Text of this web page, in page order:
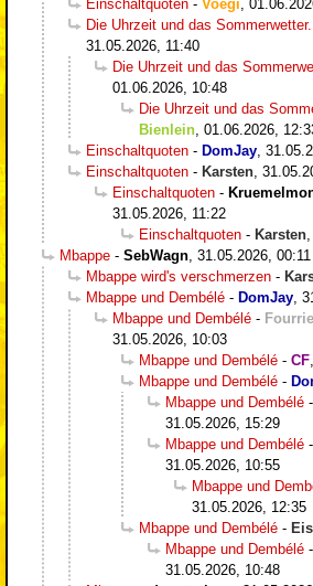
Einschaltquoten - Voegi
Die Uhrzeit und das Sommerwetter..
31.05.2026, 11:40
Die Uhrzeit und das
01.06.2026, 10:48
Die Uhrzeit und das
Bienlein 01.06.2026,
Einschaltquoten - DomJay
Einschaltquoten - Karsten
Einschaltquoten -
31.05.2026, 11:22
Einschaltquoten - Karsten
Mbappe - SebWagn 31.05.2026, 00:11
Mbappe wird's verschmerzen -
Mbappe und Dembélé - DomJay
Mbappe und Dembélé -
31.05.2026, 10:03
Mbappe und Dembélé - CF
Mbappe und Dembélé -
Mbappe und Dembélé -
31.05.2026, 15:29
Mbappe und Dembélé -
31.05.2026, 10:55
Mbappe und
31.05.2026, 12:35
Mbappe und Dembélé -
Mbappe und Dembélé -
31.05.2026, 10:48